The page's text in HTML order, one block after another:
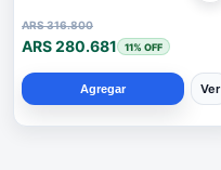
ARS 316.800
ARS 280.681 11% OFF
Agregar Ver